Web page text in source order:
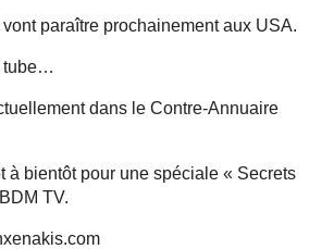
paraître prochainement aux USA.
tube…
dans le Contre-Annuaire
à bientôt pour une spéciale « Secrets
TV.